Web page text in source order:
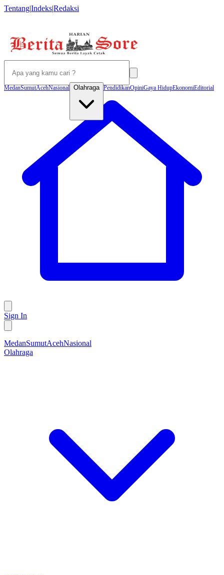
Tentang|Indeks|Redaksi
MedanSumutAcehNasional Olahraga PendidikanOpiniGaya HidupEkonomiEditorial
Sign In
MedanSumutAcehNasional
Olahraga